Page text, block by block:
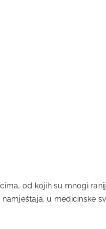
od kojih su mnogi
u medicinske